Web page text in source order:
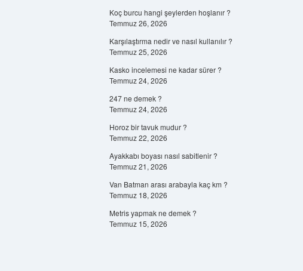
Koç burcu hangi şeylerden hoşlanır ?
Temmuz 26, 2026
Karşılaştırma nedir ve nasıl kullanılır ?
Temmuz 25, 2026
Kasko incelemesi ne kadar sürer ?
Temmuz 24, 2026
247 ne demek ?
Temmuz 24, 2026
Horoz bir tavuk mudur ?
Temmuz 22, 2026
Ayakkabı boyası nasıl sabitlenir ?
Temmuz 21, 2026
Van Batman arası arabayla kaç km ?
Temmuz 18, 2026
Metris yapmak ne demek ?
Temmuz 15, 2026